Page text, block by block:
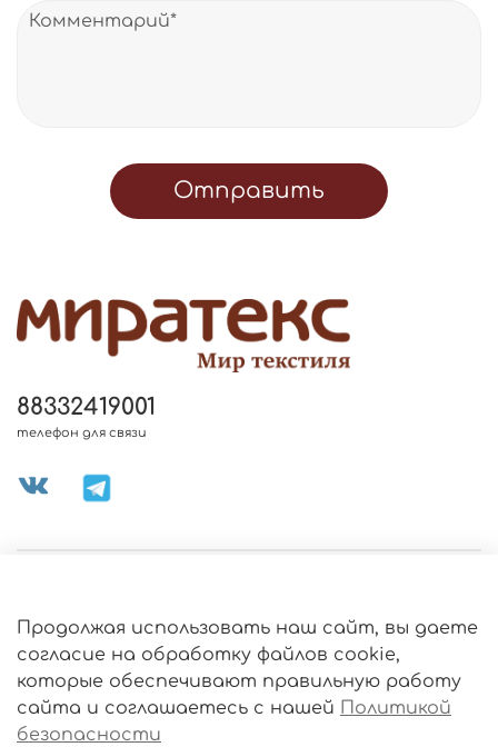
Отправить
ИНФОРМАЦИЯ
О МАГАЗИНЕ
88332419001
телефон для связи
Продолжая использовать наш сайт, вы даете
согласие на обработку файлов cookie,
которые обеспечивают правильную работу
сайта и соглашаетесь с нашей Политикой
безопасности
Политика
обработки